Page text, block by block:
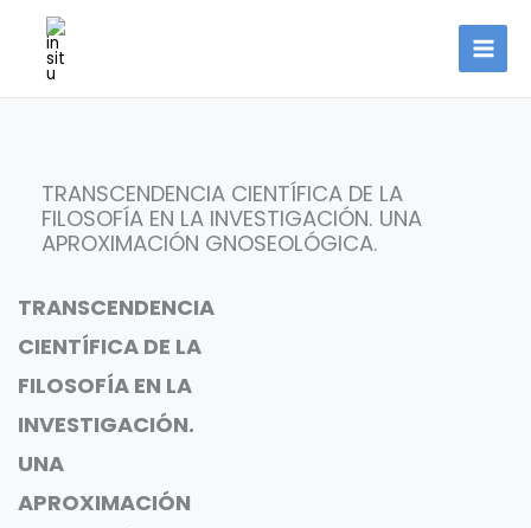
contenido
TRANSCENDENCIA CIENTÍFICA DE LA
FILOSOFÍA EN LA INVESTIGACIÓN. UNA
APROXIMACIÓN GNOSEOLÓGICA.
TRANSCENDENCIA
CIENTÍFICA DE LA
FILOSOFÍA EN LA
INVESTIGACIÓN.
UNA
APROXIMACIÓN